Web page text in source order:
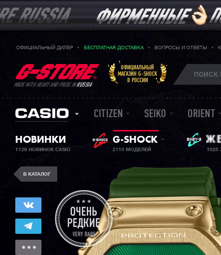
ОФИЦИАЛЬНЫЙ ДИЛЕР БЕСПЛАТНАЯ ДОСТАВКА ВОПРОСЫ И ОТВЕТЫ
MADE WITH HEART AND PRIDE INRUSSIA
ОФИЦИАЛЬНЫЙ
МАГАЗИН G-SHOCK
В РОССИИ
CITIZEN SEIKO ORIENT
НОВИНКИ
1129 НОВИНОК CASIO
G-SHOCK
2110 МОДЕЛЕЙ
В КАТАЛОГ